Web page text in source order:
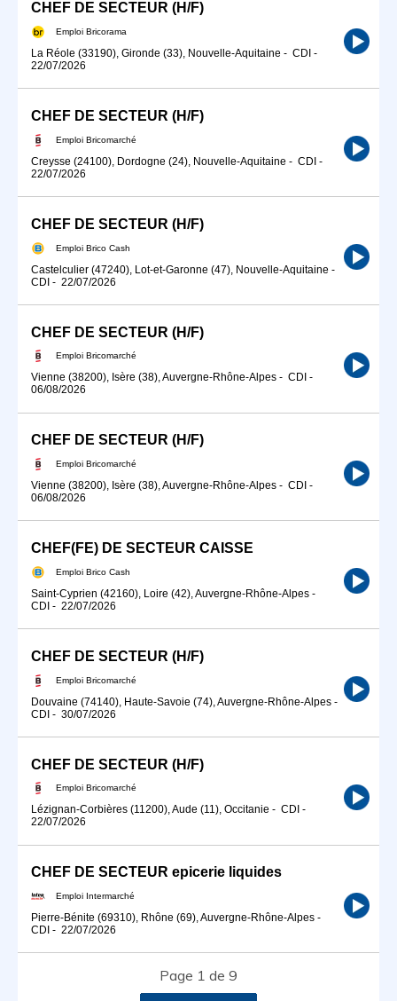
CHEF DE SECTEUR (H/F)
Emploi Bricorama
La Réole (33190), Gironde (33), Nouvelle-Aquitaine - CDI -
22/07/2026
CHEF DE SECTEUR (H/F)
Emploi Bricomarché
Creysse (24100), Dordogne (24), Nouvelle-Aquitaine - CDI -
22/07/2026
CHEF DE SECTEUR (H/F)
Emploi Brico Cash
Castelculier (47240), Lot-et-Garonne (47), Nouvelle-Aquitaine -
CDI - 22/07/2026
CHEF DE SECTEUR (H/F)
Emploi Bricomarché
Vienne (38200), Isère (38), Auvergne-Rhône-Alpes - CDI -
06/08/2026
CHEF DE SECTEUR (H/F)
Emploi Bricomarché
Vienne (38200), Isère (38), Auvergne-Rhône-Alpes - CDI -
06/08/2026
CHEF(FE) DE SECTEUR CAISSE
Emploi Brico Cash
Saint-Cyprien (42160), Loire (42), Auvergne-Rhône-Alpes -
CDI - 22/07/2026
CHEF DE SECTEUR (H/F)
Emploi Bricomarché
Douvaine (74140), Haute-Savoie (74), Auvergne-Rhône-Alpes -
CDI - 30/07/2026
CHEF DE SECTEUR (H/F)
Emploi Bricomarché
Lézignan-Corbières (11200), Aude (11), Occitanie - CDI -
22/07/2026
CHEF DE SECTEUR epicerie liquides
Emploi Intermarché
Pierre-Bénite (69310), Rhône (69), Auvergne-Rhône-Alpes -
CDI - 22/07/2026
Page 1 de 9